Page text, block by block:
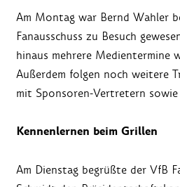
Am Montag war Bernd Wahler
Fanausschuss zu Besuch
hinaus mehrere Medientermine
Außerdem folgen noch weitere
mit Sponsoren-Vertretern
Kennenlernen beim Grillen
Am Dienstag begrüßte der VfB